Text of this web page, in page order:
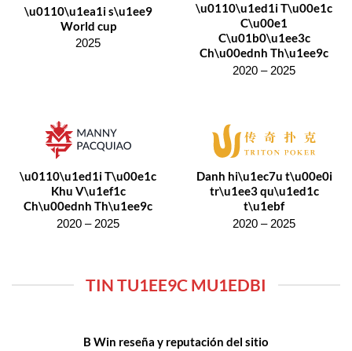
\u0110\u1ea1i s\u1ee9
World cup
2025
\u0110\u1ed1i T\u00e1c
C\u00e1
C\u01b0\u1ee3c
Ch\u00ednh Th\u1ee9c
2020 – 2025
\u0110\u1ed1i T\u00e1c
Khu V\u1ef1c
Ch\u00ednh Th\u1ee9c
2020 – 2025
Danh hi\u1ec7u t\u00e0i
tr\u1ee3 qu\u1ed1c
t\u1ebf
2020 – 2025
TIN TU1EE9C MU1EDBI
B Win reseña y reputación del sitio